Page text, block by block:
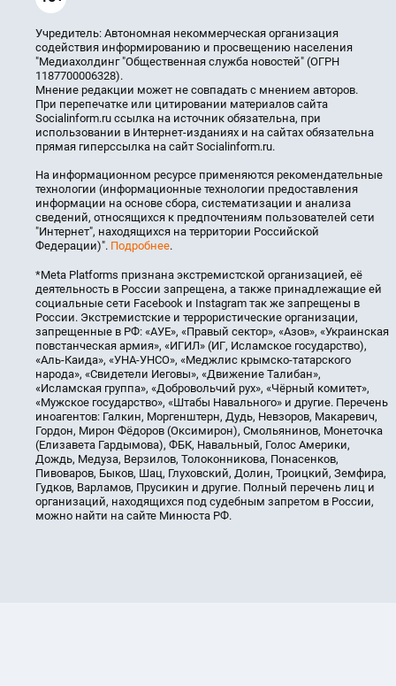
Учредитель: Автономная некоммерческая организация
содействия информированию и просвещению населения
"Медиахолдинг "Общественная служба новостей" (ОГРН
1187700006328).
Мнение редакции может не совпадать с мнением авторов.
При перепечатке или цитировании материалов сайта
Socialinform.ru ссылка на источник обязательна, при
использовании в Интернет-изданиях и на сайтах обязательна
прямая гиперссылка на сайт Socialinform.ru.
На информационном ресурсе применяются рекомендательные
технологии (информационные технологии предоставления
информации на основе сбора, систематизации и анализа
сведений, относящихся к предпочтениям пользователей сети
"Интернет", находящихся на территории Российской
Федерации)". Подробнее.
*Meta Platforms признана экстремистской организацией, её
деятельность в России запрещена, а также принадлежащие ей
социальные сети Facebook и Instagram так же запрещены в
России. Экстремистские и террористические организации,
запрещенные в РФ: «АУЕ», «Правый сектор», «Азов», «Украинская
повстанческая армия», «ИГИЛ» (ИГ, Исламское государство),
«Аль-Каида», «УНА-УНСО», «Меджлис крымско-татарского
народа», «Свидетели Иеговы», «Движение Талибан»,
«Исламская группа», «Добровольчий рух», «Чёрный комитет»,
«Мужское государство», «Штабы Навального» и другие. Перечень
иноагентов: Галкин, Моргенштерн, Дудь, Невзоров, Макаревич,
Гордон, Мирон Фёдоров (Оксимирон), Смольянинов, Монеточка
(Елизавета Гардымова), ФБК, Навальный, Голос Америки,
Дождь, Медуза, Верзилов, Толоконникова, Понасенков,
Пивоваров, Быков, Шац, Глуховский, Долин, Троицкий, Земфира,
Гудков, Варламов, Прусикин и другие. Полный перечень лиц и
организаций, находящихся под судебным запретом в России,
можно найти на сайте Минюста РФ.